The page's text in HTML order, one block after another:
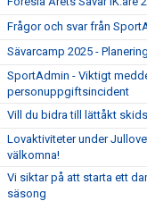
Frågor och svar från
Sävarcamp 2025 -
SportAdmin - Viktigt
personuppgiftsincident
Vill du bidra till lättåkt
Lovaktiviteter under
välkomna!
Vi siktar på att starta ett
säsong